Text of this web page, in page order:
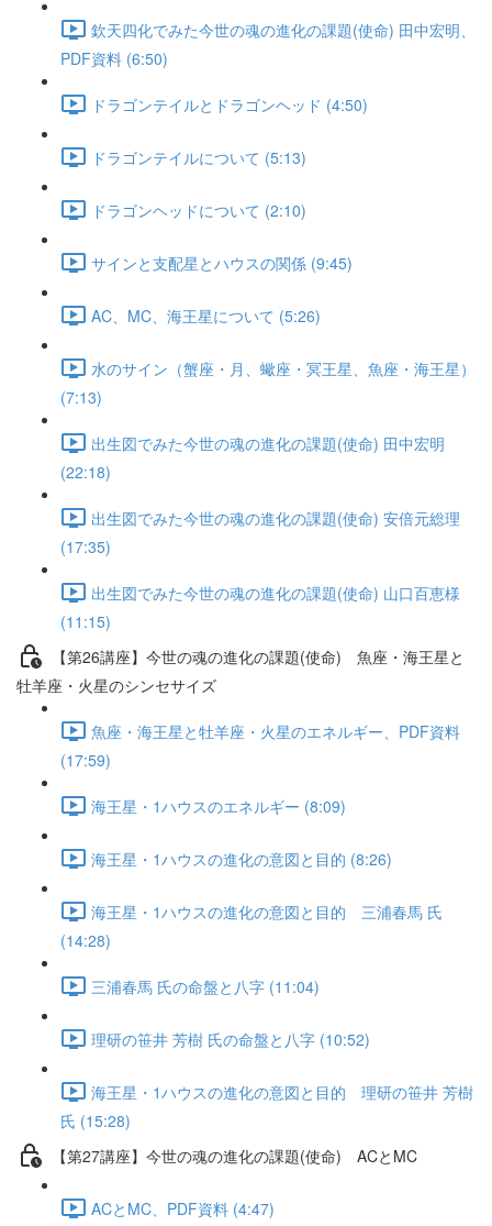
欽天四化でみた今世の魂の進化の課題(使命) 田中宏明、
PDF資料 (6:50)
ドラゴンテイルとドラゴンヘッド (4:50)
ドラゴンテイルについて (5:13)
ドラゴンヘッドについて (2:10)
サインと支配星とハウスの関係 (9:45)
AC、MC、海王星について (5:26)
水のサイン（蟹座・月、蠍座・冥王星、魚座・海王星）
(7:13)
出生図でみた今世の魂の進化の課題(使命) 田中宏明
(22:18)
出生図でみた今世の魂の進化の課題(使命) 安倍元総理
(17:35)
出生図でみた今世の魂の進化の課題(使命) 山口百恵様
(11:15)
【第26講座】今世の魂の進化の課題(使命) 魚座・海王星と
牡羊座・火星のシンセサイズ
魚座・海王星と牡羊座・火星のエネルギー、PDF資料
(17:59)
海王星・1ハウスのエネルギー (8:09)
海王星・1ハウスの進化の意図と目的 (8:26)
海王星・1ハウスの進化の意図と目的 三浦春馬 氏
(14:28)
三浦春馬 氏の命盤と八字 (11:04)
理研の笹井 芳樹 氏の命盤と八字 (10:52)
海王星・1ハウスの進化の意図と目的 理研の笹井 芳樹
氏 (15:28)
【第27講座】今世の魂の進化の課題(使命) ACとMC
ACとMC、PDF資料 (4:47)